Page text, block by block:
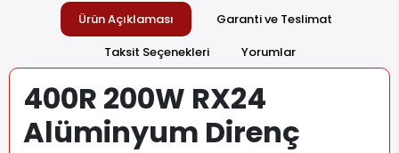
Ürün Açıklaması
Garanti ve Teslimat
Taksit Seçenekleri
Yorumlar
400R 200W RX24
Alüminyum Direnç